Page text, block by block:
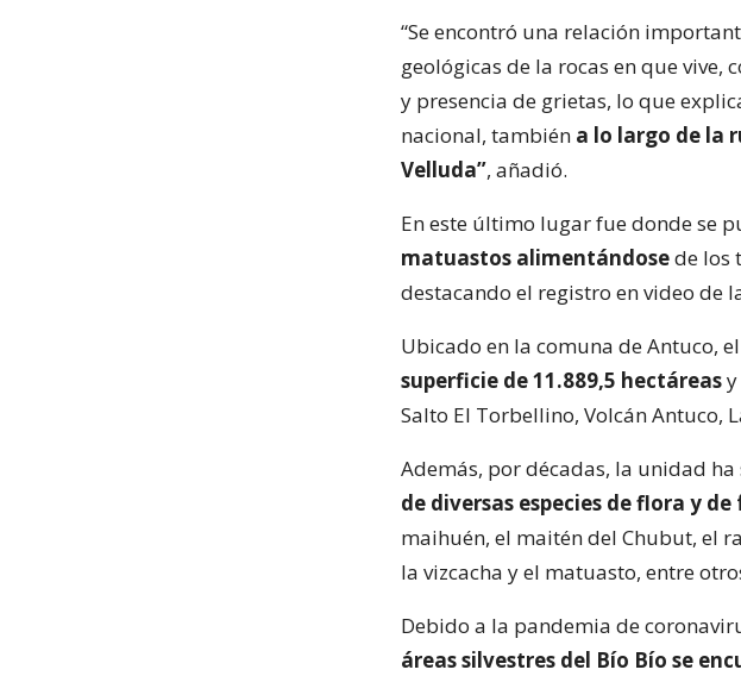
“Se encontró una relación
geológicas de la rocas en que vive,
y presencia de grietas, lo que
nacional, también a lo largo de la
Velluda”, añadió.
En este último lugar fue donde se
matuastos alimentándosede los
destacando el registro en video de
Ubicado en la comuna de Antuco,
superficie de 11.889,5 hectáreas
Salto El Torbellino, Volcán Antuco,
Además, por décadas, la unidad
de diversas especies de flora y
maihuén, el maitén del Chubut, el
la vizcacha y el matuasto, entre
Debido a la pandemia de
áreas silvestres del Bío Bío se